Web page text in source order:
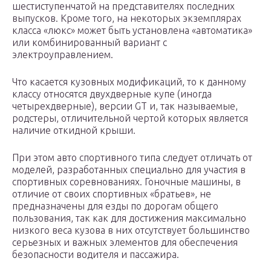
шестиступенчатой на представителях последних
выпусков. Кроме того, на некоторых экземплярах
класса «люкс» может быть установлена «автоматика»
или комбинированный вариант с
электроуправлением.
Что касается кузовных модификаций, то к данному
классу относятся двухдверные купе (иногда
четырехдверные), версии GT и, так называемые,
родстеры, отличительной чертой которых является
наличие откидной крыши.
При этом авто спортивного типа следует отличать от
моделей, разработанных специально для участия в
спортивных соревнованиях. Гоночные машины, в
отличие от своих спортивных «братьев», не
предназначены для езды по дорогам общего
пользования, так как для достижения максимально
низкого веса кузова в них отсутствует большинство
серьезных и важных элементов для обеспечения
безопасности водителя и пассажира.